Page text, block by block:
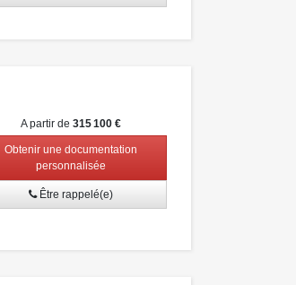
A partir de315 100 €
Obtenir une documentation
personnalisée
Être rappelé(e)